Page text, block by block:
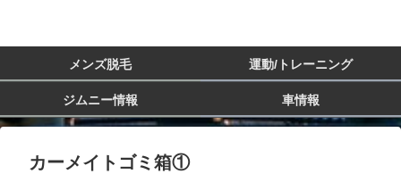
メンズ脱毛 運動/トレーニング
ジムニー情報 車情報
カーメイトゴミ箱①